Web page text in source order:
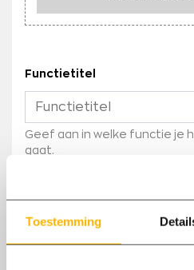
Toestemming
Functietitel
Geef aan in welke functie je
gaat.